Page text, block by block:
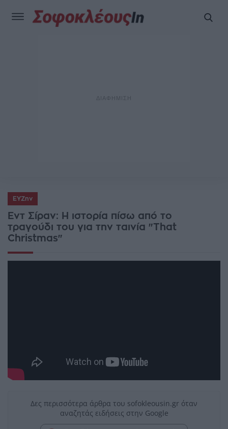
ΕΥΖην
Εντ Σίραν: Η ιστορία πίσω από το
τραγούδι του για την ταινία "That
Christmas"
Δες περισσότερα άρθρα του sofokleousin.gr όταν
αναζητάς ειδήσεις στην Google